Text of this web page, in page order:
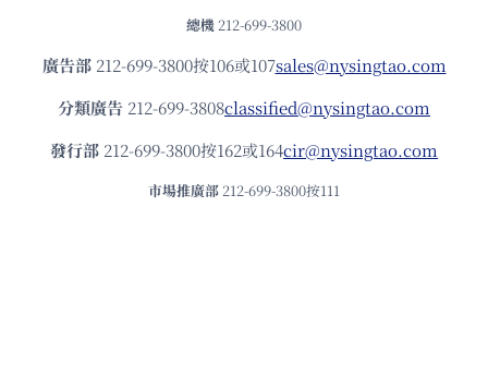
總機 212-699-3800
廣告部212-699-3800按106或107sales@nysingtao.com
分類廣告 212-699-3808classified@nysingtao.com
發⾏部 212-699-3800按162或164cir@nysingtao.com
市場推廣部 212-699-3800按111